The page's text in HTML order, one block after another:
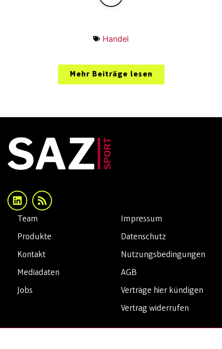
Handel
Mehr Beiträge lesen
Impressum
Datenschutz
Nutzungsbedingungen
AGB
Verträge hier kündigen
Vertrag widerrufen
Team
Produkte
Kontakt
Mediadaten
Jobs